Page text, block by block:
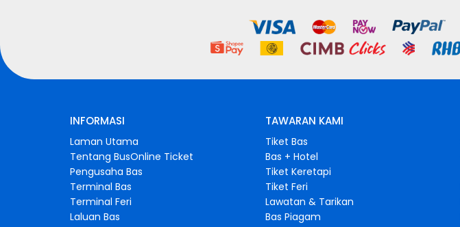
INFORMASI
Laman Utama
Tentang BusOnline Ticket
Pengusaha Bas
Terminal Bas
Terminal Feri
Laluan Bas
TAWARAN KAMI
Tiket Bas
Bas + Hotel
Tiket Keretapi
Tiket Feri
Lawatan & Tarikan
Bas Piagam